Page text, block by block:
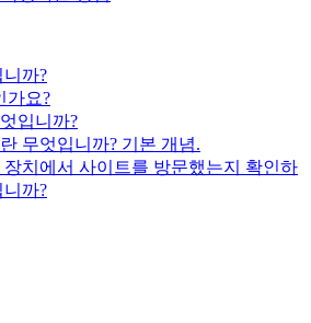
까?
가요?
입니까?
무엇입니까? 기본 개념.
치에서 사이트를 방문했는지 확인하
까?